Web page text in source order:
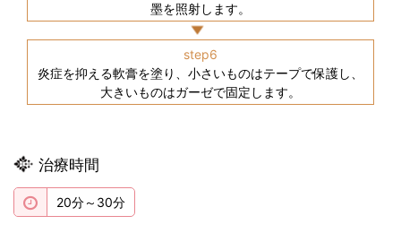
墨を照射します。
step6
炎症を抑える軟膏を塗り、小さいものはテープで保護し、
大きいものはガーゼで固定します。
治療時間
20分～30分